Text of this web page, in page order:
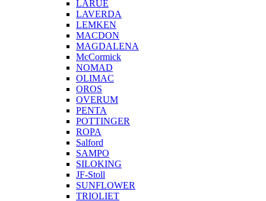
LARUE
LAVERDA
LEMKEN
MACDON
MAGDALENA
McCormick
NOMAD
OLIMAC
OROS
OVERUM
PENTA
POTTINGER
ROPA
Salford
SAMPO
SILOKING
JF-Stoll
SUNFLOWER
TRIOLIET